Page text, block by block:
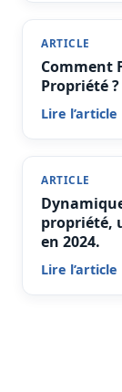
ARTICLE
Comment
Propriété
Lire
ARTICLE
propriété,
en 2024.
Lire